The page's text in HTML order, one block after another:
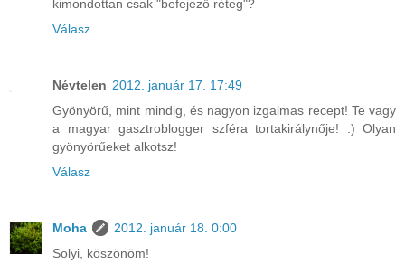
kimondottan csak "befejező réteg"?
Válasz
Névtelen 2012. január 17. 17:49
Gyönyörű, mint mindig, és nagyon izgalmas recept! Te vagy
a magyar gasztroblogger szféra tortakirálynője! :) Olyan
gyönyörűeket alkotsz!
Válasz
Moha
2012. január 18. 0:00
Solyi, köszönöm!